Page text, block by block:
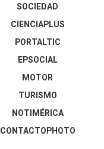
SOCIEDAD
CIENCIAPLUS
PORTALTIC
EPSOCIAL
MOTOR
TURISMO
NOTIMÉRICA
CONTACTOPHOTO